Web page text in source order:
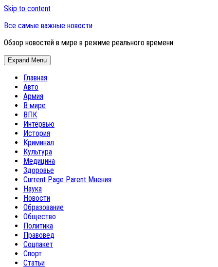
Skip to content
Все самые важные новости
Обзор новостей в мире в режиме реального времени
Expand Menu
Главная
Авто
Армия
В мире
ВПК
Интервью
История
Криминал
Культура
Медицина
Здоровье
Current Page Parent Мнения
Наука
Новости
Образование
Общество
Политика
Правовед
Соцпакет
Спорт
Статьи